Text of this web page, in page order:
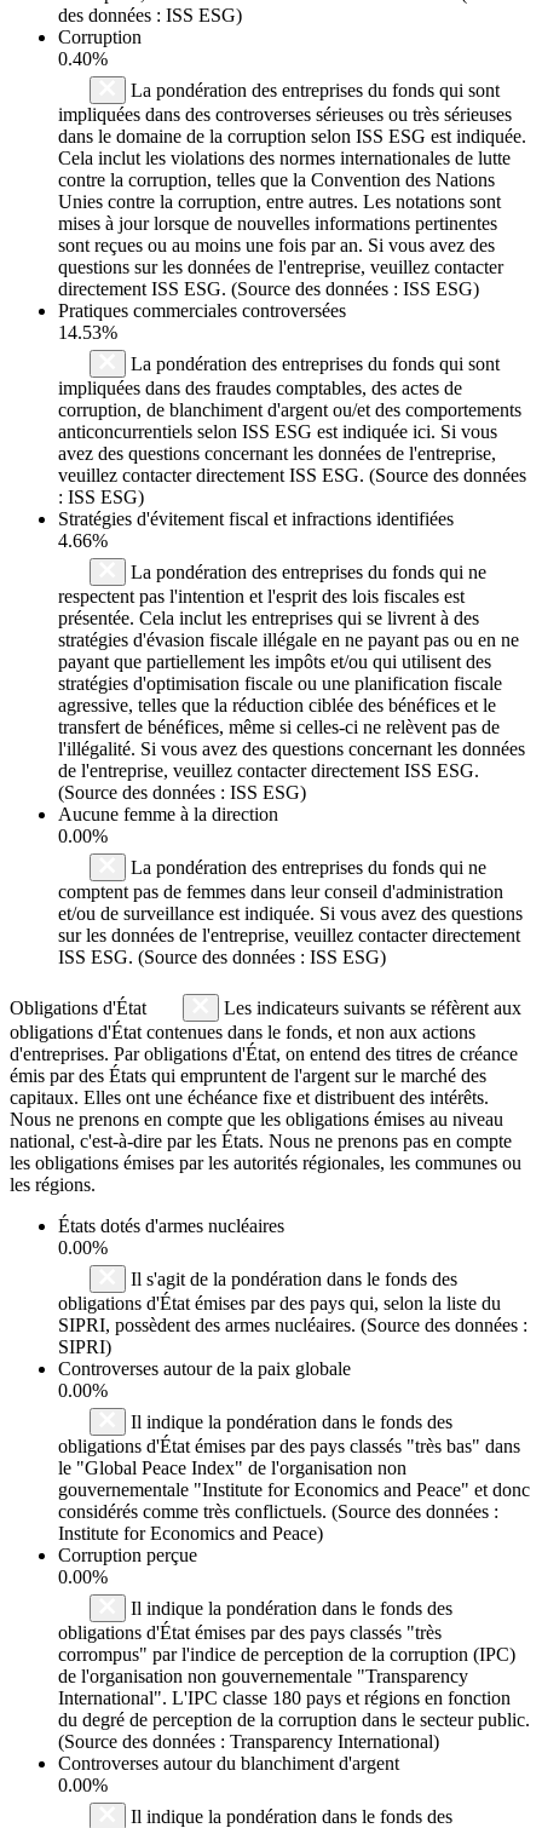
des données : ISS ESG)
Corruption
0.40%
La pondération des entreprises du fonds qui sont
impliquées dans des controverses sérieuses ou très sérieuses
dans le domaine de la corruption selon ISS ESG est indiquée.
Cela inclut les violations des normes internationales de lutte
contre la corruption, telles que la Convention des Nations
Unies contre la corruption, entre autres. Les notations sont
mises à jour lorsque de nouvelles informations pertinentes
sont reçues ou au moins une fois par an. Si vous avez des
questions sur les données de l'entreprise, veuillez contacter
directement ISS ESG. (Source des données : ISS ESG)
Pratiques commerciales controversées
14.53%
La pondération des entreprises du fonds qui sont
impliquées dans des fraudes comptables, des actes de
corruption, de blanchiment d'argent ou/et des comportements
anticoncurrentiels selon ISS ESG est indiquée ici. Si vous
avez des questions concernant les données de l'entreprise,
veuillez contacter directement ISS ESG. (Source des données
: ISS ESG)
Stratégies d'évitement fiscal et infractions identifiées
4.66%
La pondération des entreprises du fonds qui ne
respectent pas l'intention et l'esprit des lois fiscales est
présentée. Cela inclut les entreprises qui se livrent à des
stratégies d'évasion fiscale illégale en ne payant pas ou en ne
payant que partiellement les impôts et/ou qui utilisent des
stratégies d'optimisation fiscale ou une planification fiscale
agressive, telles que la réduction ciblée des bénéfices et le
transfert de bénéfices, même si celles-ci ne relèvent pas de
l'illégalité. Si vous avez des questions concernant les données
de l'entreprise, veuillez contacter directement ISS ESG.
(Source des données : ISS ESG)
Aucune femme à la direction
0.00%
La pondération des entreprises du fonds qui ne
comptent pas de femmes dans leur conseil d'administration
et/ou de surveillance est indiquée. Si vous avez des questions
sur les données de l'entreprise, veuillez contacter directement
ISS ESG. (Source des données : ISS ESG)
Obligations d'État
Les indicateurs suivants se réfèrent aux
obligations d'État contenues dans le fonds, et non aux actions
d'entreprises. Par obligations d'État, on entend des titres de créance
émis par des États qui empruntent de l'argent sur le marché des
capitaux. Elles ont une échéance fixe et distribuent des intérêts.
Nous ne prenons en compte que les obligations émises au niveau
national, c'est-à-dire par les États. Nous ne prenons pas en compte
les obligations émises par les autorités régionales, les communes ou
les régions.
États dotés d'armes nucléaires
0.00%
Il s'agit de la pondération dans le fonds des
obligations d'État émises par des pays qui, selon la liste du
SIPRI, possèdent des armes nucléaires. (Source des données :
SIPRI)
Controverses autour de la paix globale
0.00%
Il indique la pondération dans le fonds des
obligations d'État émises par des pays classés "très bas" dans
le "Global Peace Index" de l'organisation non
gouvernementale "Institute for Economics and Peace" et donc
considérés comme très conflictuels. (Source des données :
Institute for Economics and Peace)
Corruption perçue
0.00%
Il indique la pondération dans le fonds des
obligations d'État émises par des pays classés "très
corrompus" par l'indice de perception de la corruption (IPC)
de l'organisation non gouvernementale "Transparency
International". L'IPC classe 180 pays et régions en fonction
du degré de perception de la corruption dans le secteur public.
(Source des données : Transparency International)
Controverses autour du blanchiment d'argent
0.00%
Il indique la pondération dans le fonds des